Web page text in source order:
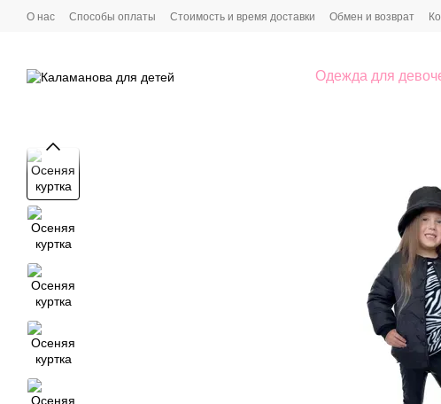
Перейти к основному контенту
О нас Способы оплаты Стоимость и время доставки Обмен и возврат
Одежда для